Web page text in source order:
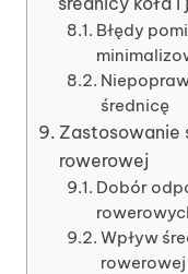
Błędy
średnicę
Zastosowanie
rowerowej
Dobór
Wpływ
rowerowej